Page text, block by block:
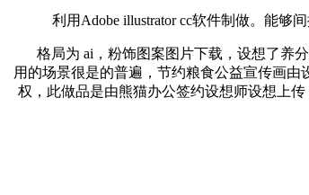
利用Adobe illustrator cc软件制做。能够间
格局为 ai，粉饰图案图片下载，设想了养分
用的场景很是的普遍，节约粮食公益宣传画由
权，此做品是由熊猫办公签约设想师设想上